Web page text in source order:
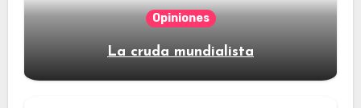
Opiniones
La cruda mundialista